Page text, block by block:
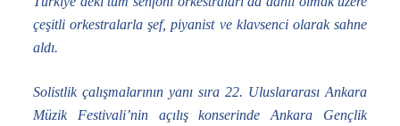
çeşitli orkestralarla şef, piyanist ve klavsenci olarak sahne
aldı.
Solistlik çalışmalarının yanı sıra 22. Uluslararası Ankara
Müzik Festivali’nin açılış konserinde Ankara Gençlik